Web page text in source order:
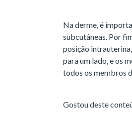
Na derme, é
subcutâneas. Por
posição
para um lado, e os
todos os membros
Gostou deste